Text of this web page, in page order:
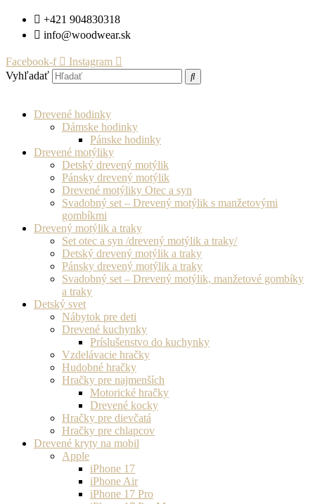
Preskočiť+421 904830318
info@woodwear.sk
Facebook-f
Instagram
Vyhľadať
Drevené hodinky
Dámske hodinky
Pánske hodinky
Drevené motýliky
Detský drevený motýlik
Pánsky drevený motýlik
Drevené motýliky Otec a syn
Svadobný set – Drevený motýlik s manžetovými
gombíkmi
Drevený motýlik a traky
Set otec a syn /drevený motýlik a traky/
Detský drevený motýlik a traky
Pánsky drevený motýlik a traky
Svadobný set – Drevený motýlik, manžetové gombíky
a traky
Detský svet
Nábytok pre deti
Drevené kuchynky
Príslušenstvo do kuchynky
Vzdelávacie hračky
Hudobné hračky
Hračky pre najmenších
Motorické hračky
Drevené kocky
Hračky pre dievčatá
Hračky pre chlapcov
Drevené kryty na mobil
Apple
iPhone 17
iPhone Air
iPhone 17 Pro